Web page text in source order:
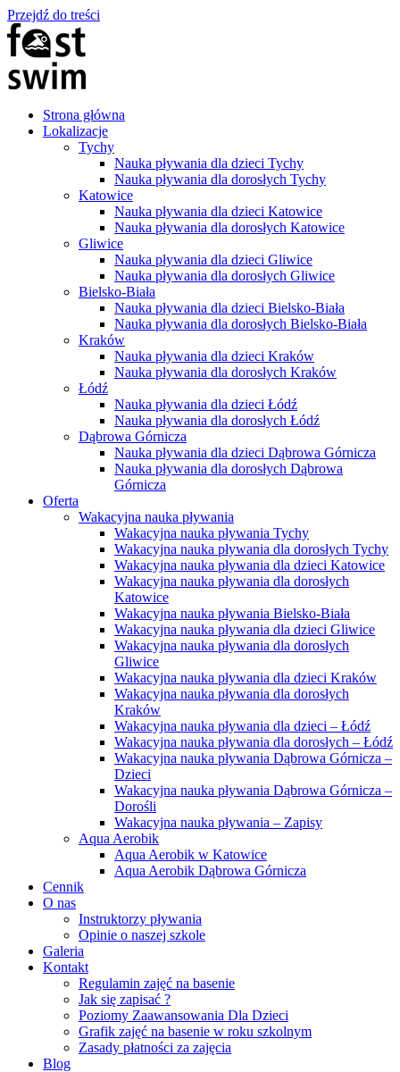
Przejdź do treści
Strona główna
Lokalizacje
Tychy
Nauka pływania dla dzieci Tychy
Nauka pływania dla dorosłych Tychy
Katowice
Nauka pływania dla dzieci Katowice
Nauka pływania dla dorosłych Katowice
Gliwice
Nauka pływania dla dzieci Gliwice
Nauka pływania dla dorosłych Gliwice
Bielsko-Biała
Nauka pływania dla dzieci Bielsko-Biała
Nauka pływania dla dorosłych Bielsko-Biała
Kraków
Nauka pływania dla dzieci Kraków
Nauka pływania dla dorosłych Kraków
Łódź
Nauka pływania dla dzieci Łódź
Nauka pływania dla dorosłych Łódź
Dąbrowa Górnicza
Nauka pływania dla dzieci Dąbrowa Górnicza
Nauka pływania dla dorosłych Dąbrowa
Górnicza
Oferta
Wakacyjna nauka pływania
Wakacyjna nauka pływania Tychy
Wakacyjna nauka pływania dla dorosłych Tychy
Wakacyjna nauka pływania dla dzieci Katowice
Wakacyjna nauka pływania dla dorosłych
Katowice
Wakacyjna nauka pływania Bielsko-Biała
Wakacyjna nauka pływania dla dzieci Gliwice
Wakacyjna nauka pływania dla dorosłych
Gliwice
Wakacyjna nauka pływania dla dzieci Kraków
Wakacyjna nauka pływania dla dorosłych
Kraków
Wakacyjna nauka pływania dla dzieci – Łódź
Wakacyjna nauka pływania dla dorosłych – Łódź
Wakacyjna nauka pływania Dąbrowa Górnicza –
Dzieci
Wakacyjna nauka pływania Dąbrowa Górnicza –
Dorośli
Wakacyjna nauka pływania – Zapisy
Aqua Aerobik
Aqua Aerobik w Katowice
Aqua Aerobik Dąbrowa Górnicza
Cennik
O nas
Instruktorzy pływania
Opinie o naszej szkole
Galeria
Kontakt
Regulamin zajęć na basenie
Jak się zapisać ?
Poziomy Zaawansowania Dla Dzieci
Grafik zajęć na basenie w roku szkolnym
Zasady płatności za zajęcia
Blog